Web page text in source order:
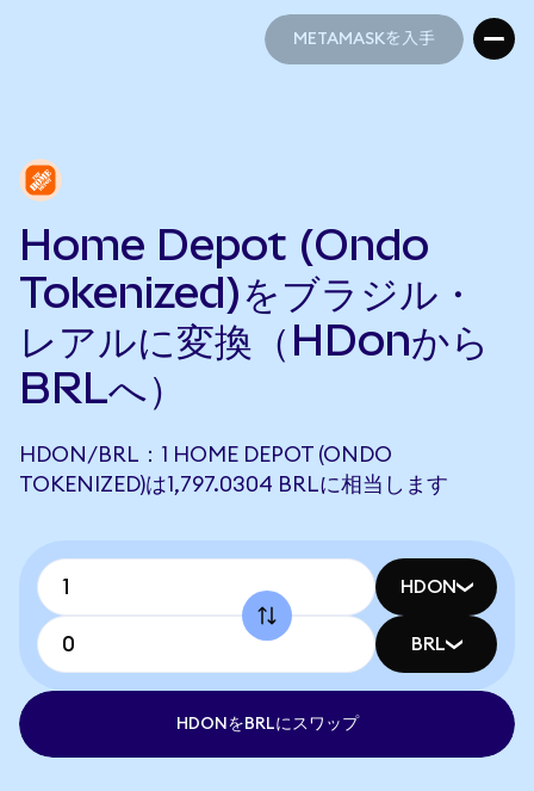
METAMASKを入手
Home Depot (Ondo
Tokenized)をブラジル・
レアルに変換（HDonから
BRLへ）
HDON/BRL：1 HOME DEPOT (ONDO
TOKENIZED)は1,797.0304 BRLに相当します
HDON
BRL
HDONをBRLにスワップ